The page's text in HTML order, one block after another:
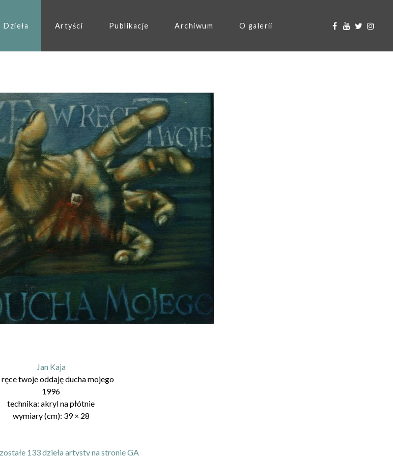
Dzieła Artyści Publikacje Archiwum O galerii
Jan Kaja
ręce twoje oddaję ducha mojego
1996
technika: akryl na płótnie
wymiary (cm): 39× 28
133 dzieła artysty na stronie GA